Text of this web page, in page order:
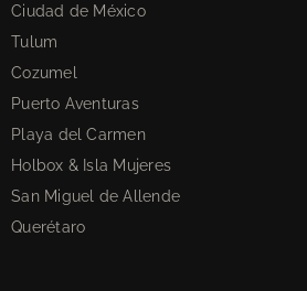
Ciudad de México
Tulum
Cozumel
Puerto Aventuras
Playa del Carmen
Holbox & Isla Mujeres
San Miguel de Allende
Querétaro